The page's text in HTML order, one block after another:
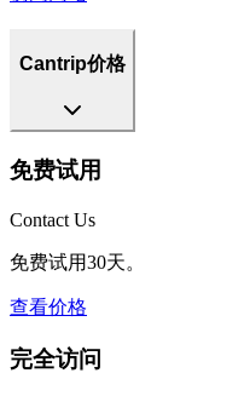
Cantrip价格
免费试用
Contact Us
免费试用30天。
查看价格
完全访问